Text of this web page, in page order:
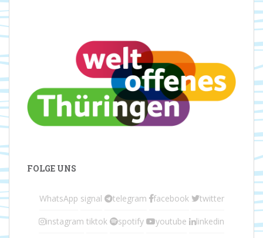
FOLGE UNS
WhatsApp signal telegram facebook twitter
instagram tiktok spotify youtube linkedin